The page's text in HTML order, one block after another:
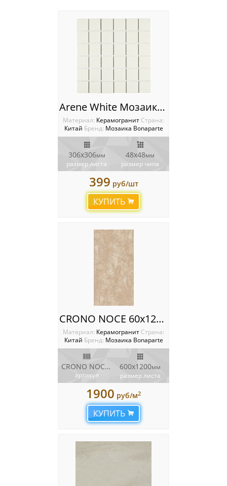
Мозаика Rose Mosaic
Мозаика Sekitei
Мозаика Starmosaic
Мозаика Tonomosaic
Мозаика Опера Декора
Arene White Мозаика Bonaparte
Материал: Керамогранит Cтрана:
Китай Бренд: Мозаика Bonaparte
306х306мм
размер листа
48х48мм
размер чипа
399 руб/шт
КУПИТЬ
CRONO NOCE 60x120 Плитка Bonaparte Porcelain Tile
Материал: Керамогранит Cтрана:
Китай Бренд: Мозаика Bonaparte
CRONO NOCE 60x120
артикул
600х1200мм
размер листа
1900 руб/м2
КУПИТЬ